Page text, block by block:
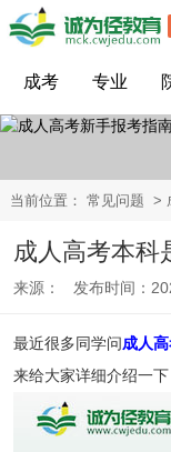
成考 专业
当前位置： 常见问题 >
成人高考本科
来源： 发布时间：
最近很多同学问成人
来给大家详细介绍一